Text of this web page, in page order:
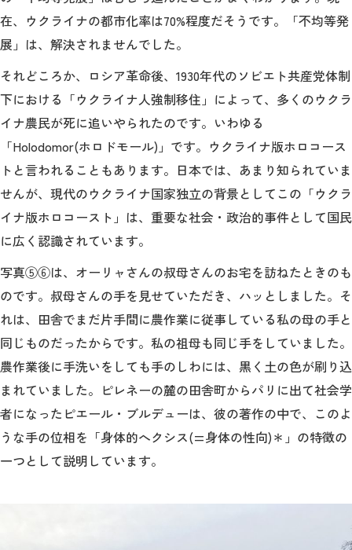
在、ウクライナの都市化率は70%程度だそうです。「不均等発
展」は、解決されませんでした。
それどころか、ロシア革命後、1930年代のソビエト共産党体制
下における「ウクライナ人強制移住」によって、多くのウクラ
イナ農民が死に追いやられたのです。いわゆる
「Holodomor(ホロドモール)」です。ウクライナ版ホロコース
トと言われることもあります。日本では、あまり知られていま
せんが、現代のウクライナ国家独立の背景としてこの「ウクラ
イナ版ホロコースト」は、重要な社会・政治的事件として国民
に広く認識されています。
写真⑤⑥は、オーリャさんの叔母さんのお宅を訪ねたときのも
のです。叔母さんの手を見せていただき、ハッとしました。そ
れは、田舎でまだ片手間に農作業に従事している私の母の手と
同じものだったからです。私の祖母も同じ手をしていました。
農作業後に手洗いをしても手のしわには、黒く土の色が刷り込
まれていました。ピレネーの麓の田舎町からパリに出て社会学
者になったピエール・ブルデューは、彼の著作の中で、このよ
うな手の位相を「身体的へクシス(=身体の性向)＊」の特徴の
一つとして説明しています。